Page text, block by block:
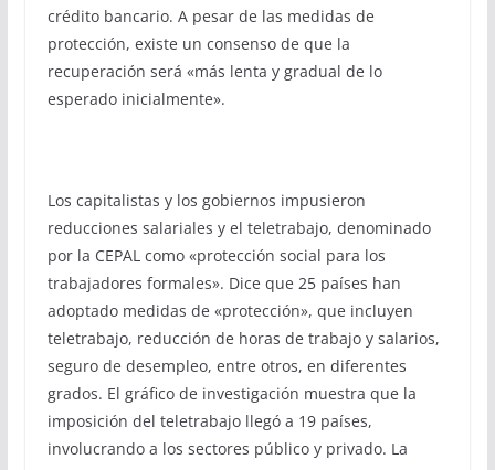
crédito bancario. A pesar de las medidas de
protección, existe un consenso de que la
recuperación será «más lenta y gradual de lo
esperado inicialmente».
Los capitalistas y los gobiernos impusieron
reducciones salariales y el teletrabajo, denominado
por la CEPAL como «protección social para los
trabajadores formales». Dice que 25 países han
adoptado medidas de «protección», que incluyen
teletrabajo, reducción de horas de trabajo y salarios,
seguro de desempleo, entre otros, en diferentes
grados. El gráfico de investigación muestra que la
imposición del teletrabajo llegó a 19 países,
involucrando a los sectores público y privado. La